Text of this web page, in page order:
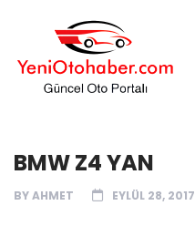
BMW Z4 YAN
BYAHMET EYLÜL 28, 2017